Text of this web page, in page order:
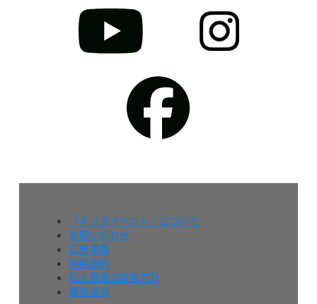
『キッズイベント』について
お問い合わせ
広告掲載
利用規約
個人情報の取扱方針
媒体資料